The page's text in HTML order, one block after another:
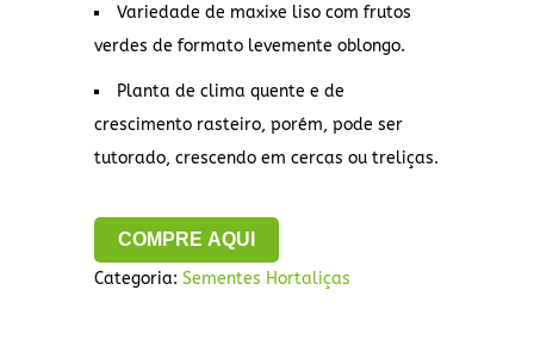
Variedade de maxixe liso com frutos
verdes de formato levemente oblongo.
Planta de clima quente e de
crescimento rasteiro, porém, pode ser
tutorado, crescendo em cercas ou treliças.
COMPRE AQUI
Categoria: Sementes Hortaliças